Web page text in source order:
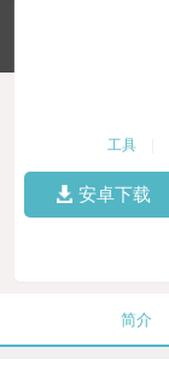
工具
安卓下载
简介